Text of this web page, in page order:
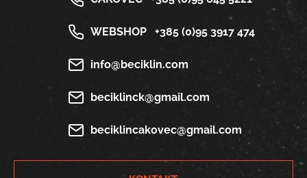
WEBSHOP +385 (0)95 3917 474
info@beciklin.com
beciklinck@gmail.com
beciklincakovec@gmail.com